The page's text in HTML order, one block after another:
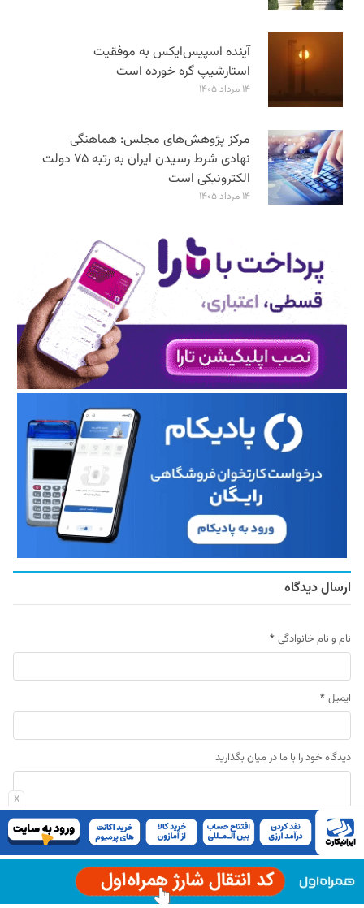
x
آینده اسپیس‌ایکس به موفقیت
استارشیپ گره خورده است
۱۴ مرداد ۱۴۰۵
مرکز پژوهش‌های مجلس: هماهنگی
نهادی شرط رسیدن ایران به رتبه ۷۵ دولت
الکترونیکی است
۱۴ مرداد ۱۴۰۵
ارسال دیدگاه
نام و نام خانوادگی *
ایمیل *
دیدگاه خود را با ما در میان بگذارید